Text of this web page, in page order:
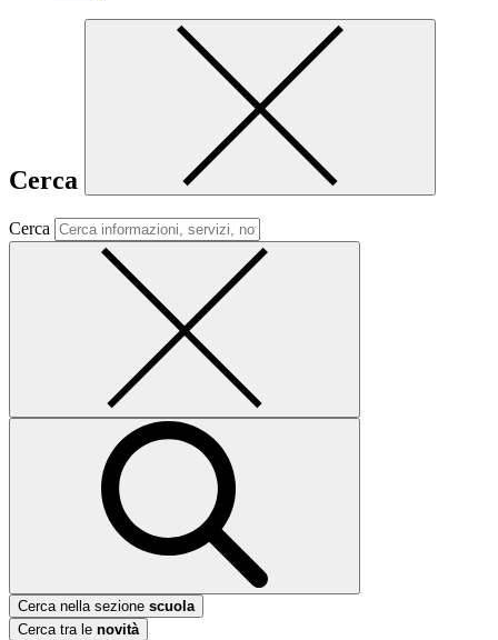
Cerca
Cerca
Cerca nella sezione scuola
Cerca tra le novità